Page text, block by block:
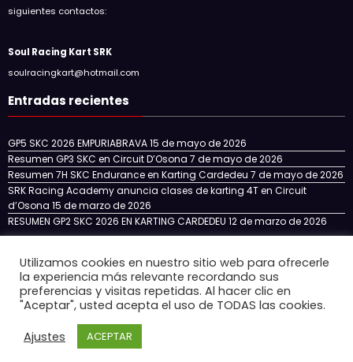
siguientes contactos:
Soul Racing Kart SRK
soulracingkart@hotmail.com
Entradas recientes
GP5 SKC 2026 EMPURIABRAVA15 de mayo de 2026
Resumen GP3 SKC en Circuit D’Osona 7 de mayo de 2026
Resumen 7H SKC Endurance en Karting Cardedeu 7 de mayo de 2026
SRK Racing Academy anuncia clases de karting 4T en Circuit
d’Osona 15 de marzo de 2026
RESUMEN GP2 SKC 2026 EN KARTING CARDEDEU 12 de marzo de 2026
Inicio NOTICIAS NUESTRO EQUIPO
SKC CATALUÑA
SKC ENDURANCE
SRK RACING ACADEMY
CIRCUITOS 4T EN ESPAÑA
Newscrunch - Revista y blog
Utilizamos cookies en nuestro sitio web para ofrecerle
la experiencia más relevante recordando sus
preferencias y visitas repetidas. Al hacer clic en
"Aceptar", usted acepta el uso de TODAS las cookies.
Ajustes
ACEPTAR